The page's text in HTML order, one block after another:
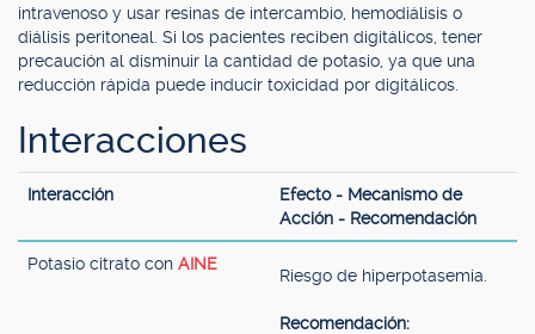
intravenoso y usar resinas de intercambio, hemodiálisis o
diálisis peritoneal. Si los pacientes reciben digitálicos, tener
precaución al disminuir la cantidad de potasio, ya que una
reducción rápida puede inducir toxicidad por digitálicos.
Interacciones
Interacción
Efecto - Mecanismo de
Acción - Recomendación
Potasio citrato con AINE
Riesgo de hiperpotasemia.
Recomendación: